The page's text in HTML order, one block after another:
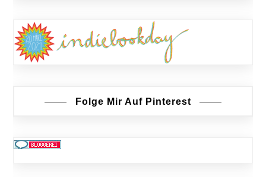
Folge Mir Auf Pinterest